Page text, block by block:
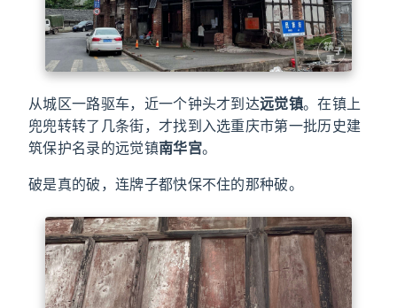
从城区一路驱车，近一个钟头才到达远觉镇。在镇上
兜兜转转了几条街，才找到入选重庆市第一批历史建
筑保护名录的远觉镇南华宫。
破是真的破，连牌子都快保不住的那种破。